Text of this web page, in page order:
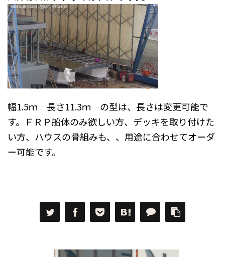
幅1.5ｍ 長さ11.3ｍ の型は、長さは変更可能で
す。ＦＲＰ船体のみ欲しい方、デッキを取り付けた
い方、ハウスの骨組みも、、用途に合わせてオーダ
ー可能です。